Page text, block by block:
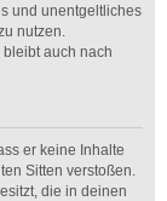
und unentgeltliches
nutzen.
auch nach
er keine Inhalte
Sitten verstoßen.
die in deinen